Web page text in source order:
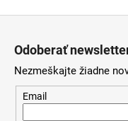
Odoberať
Nezmeškajte žiadne
Email